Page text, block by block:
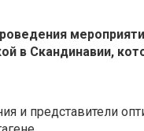
в Скандинавии,
и представители